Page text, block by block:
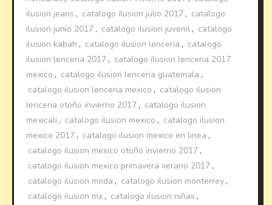
ilusion jeans , catalogo ilusion julio 2017 , catalogo
ilusion junio 2017 , catalogo ilusion juvenil , catalogo
ilusion kabah , catalogo ilusion lenceria , catalogo
ilusion lenceria 2017 , catalogo ilusion lenceria 2017
mexico , catalogo ilusion lenceria guatemala ,
catalogo ilusion lenceria mexico , catalogo ilusion
lenceria otoño invierno 2017 , catalogo ilusion
mexicali , catalogo ilusion mexico , catalogo ilusion
mexico 2017 , catalogo ilusion mexico en linea ,
catalogo ilusion mexico otoño invierno 2017 ,
catalogo ilusion mexico primavera verano 2017 ,
catalogo ilusion moda , catalogo ilusion monterrey ,
catalogo ilusion mx , catalogo ilusion niñas ,